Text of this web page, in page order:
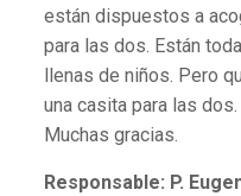
están dispuestos a
para las dos. Están
llenas de niños. Pero
una casita para las
Muchas gracias.
Responsable: P.